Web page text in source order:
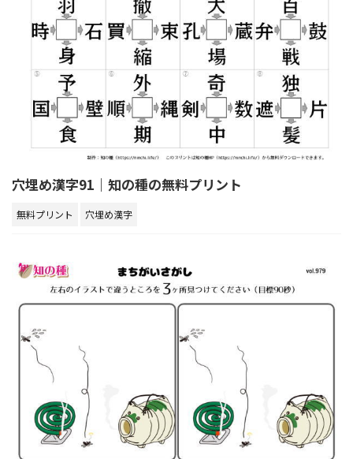
穴埋め漢字91｜知の種の無料プリント
無料プリント 穴埋め漢字